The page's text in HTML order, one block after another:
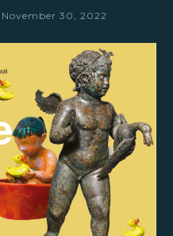
November 30, 2022